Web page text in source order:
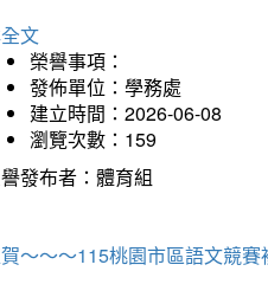
文
榮譽事項：
發佈單位：學務處
建立時間：2026-06-08
瀏覽次數：159
發布者：體育組
～～～115桃園市區語文競